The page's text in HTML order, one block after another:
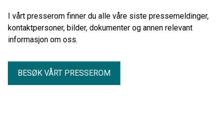
I vårt presserom finner du alle våre siste pressemeldinger,
kontaktpersoner, bilder, dokumenter og annen relevant
informasjon om oss.
BESØK VÅRT PRESSEROM